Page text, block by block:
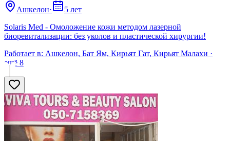
Ашкелон·
5 лет
Solaris Med - Омоложение кожи методом лазерной
биоревитализации: без уколов и пластической хирургии!
Работает в: Ашкелон, Бат Ям, Кирьят Гат, Кирьят Малахи ·
ещё 8